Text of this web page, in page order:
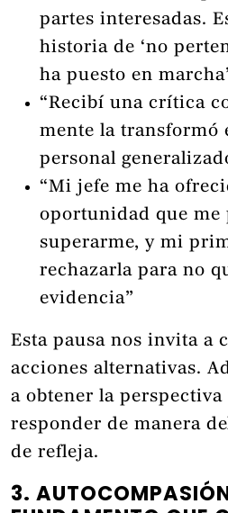
partes interesadas.
historia de ‘no
ha puesto en
“Recibí una crítica
mente la transformó
personal
“Mi jefe me ha
oportunidad que
superarme, y mi
rechazarla para no
evidencia”
Esta pausa nos invita a
acciones alternativas.
a obtener la perspectiva
responder de manera
de refleja.
3.